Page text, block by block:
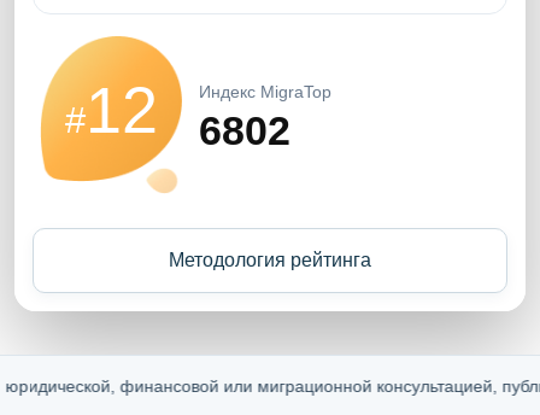
#12 Индекс MigraTop
6802
Методология рейтинга
финансовой или миграционной консультацией, публичной